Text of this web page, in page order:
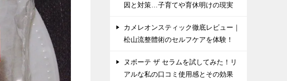
因と対策…子育てや育休明けの現実
カメレオンスティック徹底レビュー｜
松山流整體術のセルフケアを体験！
ヌボーテ ザ セラムを試してみた！リ
アルな私の口コミ使用感とその効果